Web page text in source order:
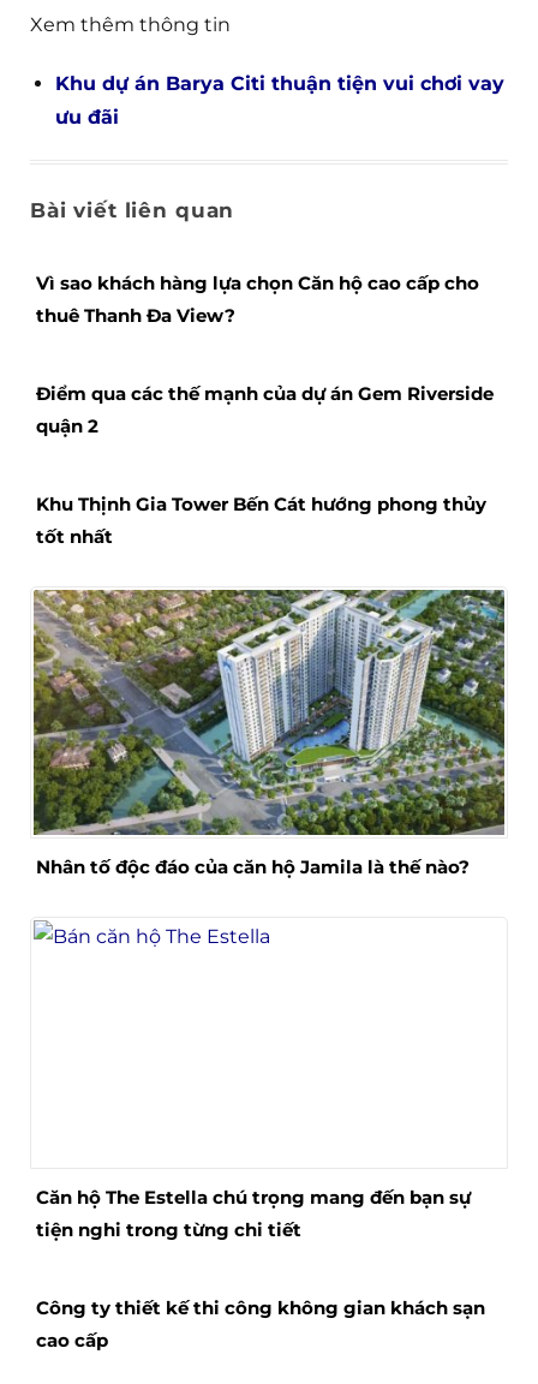
Xem thêm thông tin
Khu dự án Barya Citi thuận tiện vui chơi vay
ưu đãi
Bài viết liên quan
Vì sao khách hàng lựa chọn Căn hộ cao cấp cho
thuê Thanh Đa View?
Điểm qua các thế mạnh của dự án Gem Riverside
quận 2
Khu Thịnh Gia Tower Bến Cát hướng phong thủy
tốt nhất
Nhân tố độc đáo của căn hộ Jamila là thế nào?
Căn hộ The Estella chú trọng mang đến bạn sự
tiện nghi trong từng chi tiết
Công ty thiết kế thi công không gian khách sạn
cao cấp